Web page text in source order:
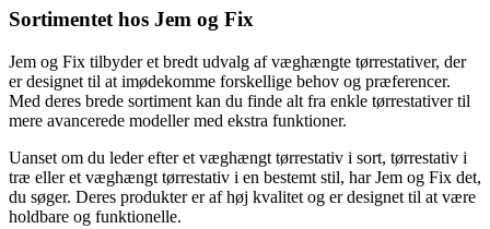
Sortimentet hos Jem og Fix
Jem og Fix tilbyder et bredt udvalg af væghængte tørrestativer, der
er designet til at imødekomme forskellige behov og præferencer.
Med deres brede sortiment kan du finde alt fra enkle tørrestativer til
mere avancerede modeller med ekstra funktioner.
Uanset om du leder efter et væghængt tørrestativ i sort, tørrestativ i
træ eller et væghængt tørrestativ i en bestemt stil, har Jem og Fix det,
du søger. Deres produkter er af høj kvalitet og er designet til at være
holdbare og funktionelle.